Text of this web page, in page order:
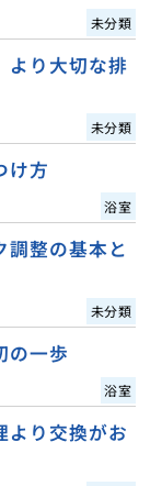
未分類
より大切な排
未分類
け方
浴室
調整の基本と
未分類
の一歩
浴室
より交換がお